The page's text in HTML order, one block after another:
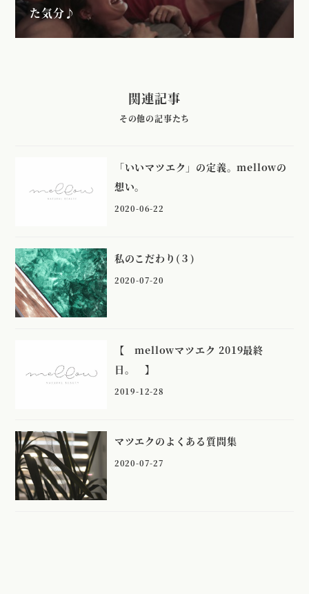
た気分♪
関連記事
「いいマツエク」の定義。mellowの
想い。
2020-06-22
私のこだわり(３)
2020-07-20
【 mellowマツエク 2019最終
日。 】
2019-12-28
マツエクのよくある質問集
2020-07-27